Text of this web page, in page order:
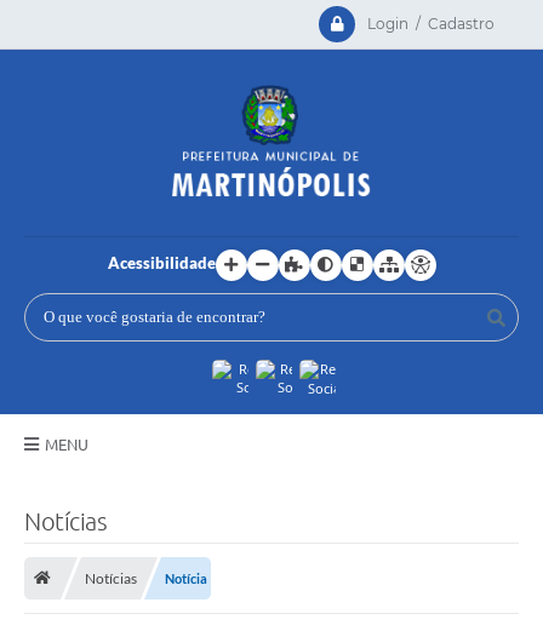
Login / Cadastro
Acessibilidade
MENU
Notícias
Notícias Notícia